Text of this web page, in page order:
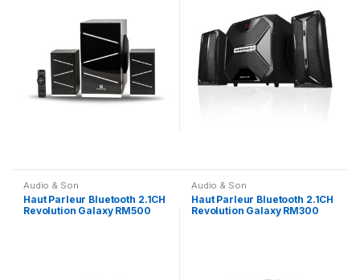
Audio & Son
Haut Parleur Bluetooth 2.1CH
Revolution Galaxy RM500
Audio & Son
Haut Parleur Bluetooth 2.1CH
Revolution Galaxy RM300